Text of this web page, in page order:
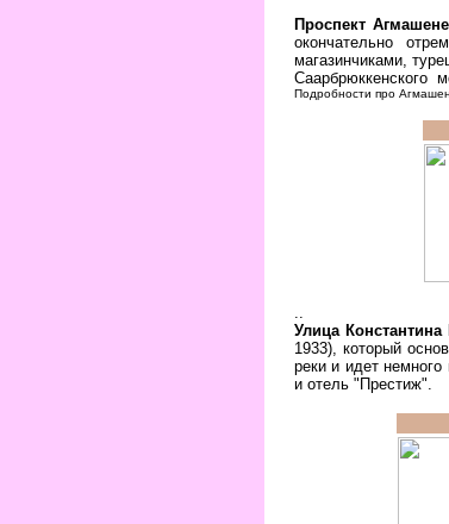
Проспект
окончательно
магазинчиками,
Саарбрюккенского
Подробности про
Улица
1933), который
реки и идет
и отель "Престиж".